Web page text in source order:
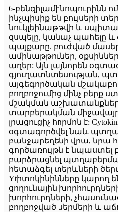
6-բենզիլամինոպուրինն
ինչպիսիք են բույսերի
նուկլեինաթթվի և
զսպելը, կանաչ պահելը
պայքարը. բուժված
ամինաթթուներ,
աղեր: Այն լայնորեն
գյուղատնտեսության,
այգեգործական
բողբոջումից մինչ բերք
մշակման
տարբերակման
լրացուցիչ հորմոն է:
օգտագործվել նաև
բանջարեղենի վրա, նրա
գործառույթն է նպաստել
բարձրացնել
հետաձգել տերևների
Ytիտոկինինները կարող
ցողունային
խորհուրդների,
բողբոջված սերմերի և